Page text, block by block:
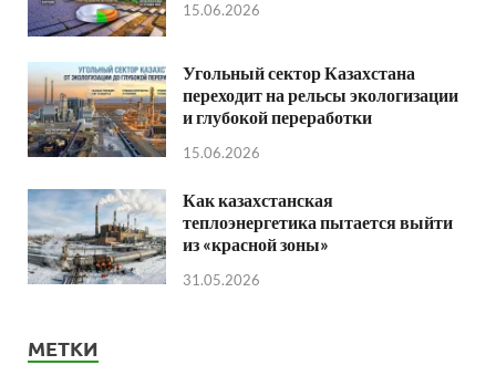
15.06.2026
Угольный сектор Казахстана
переходит на рельсы экологизации
и глубокой переработки
15.06.2026
Как казахстанская
теплоэнергетика пытается выйти
из «красной зоны»
31.05.2026
МЕТКИ